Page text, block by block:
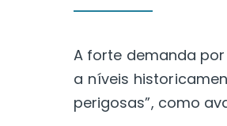
A forte demanda
a níveis
perigosas”, como